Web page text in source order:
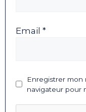
Email *
Enregistrer mon
navigateur pour